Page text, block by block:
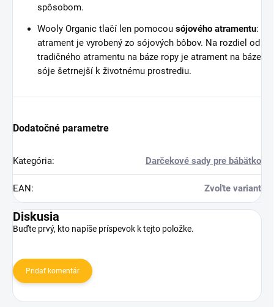
spôsobom.
Wooly Organic tlačí len pomocou sójového atramentu:
atrament je vyrobený zo sójových bôbov. Na rozdiel od
tradičného atramentu na báze ropy je atrament na báze
sóje šetrnejší k životnému prostrediu.
Dodatočné parametre
Kategória: Darčekové sady pre bábätko
EAN: Zvoľte variant
Diskusia
Buďte prvý, kto napíše príspevok k tejto položke.
Pridať komentár